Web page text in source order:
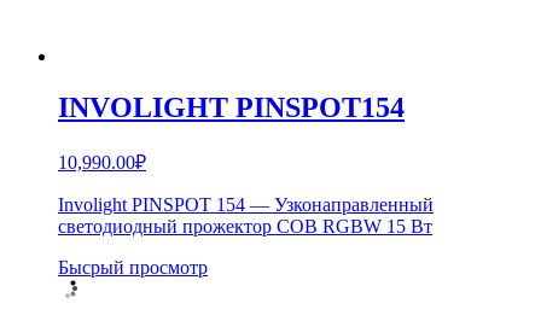
INVOLIGHT PINSPOT154
10,990.00₽
Involight PINSPOT 154 — Узконаправленный
светодиодный прожектор COB RGBW 15 Вт
Бысрый просмотр